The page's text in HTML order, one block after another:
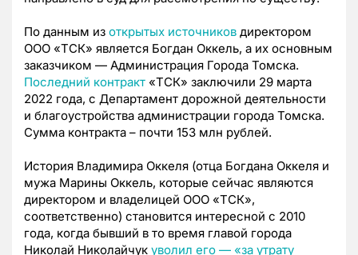
По данным из открытых источников директором
ООО «ТСК» является Богдан Оккель, а их основным
заказчиком — Администрация Города Томска.
Последний контракт «ТСК» заключили 29 марта
2022 года, с Департамент дорожной деятельности
и благоустройства администрации города Томска.
Сумма контракта – почти 153 млн рублей.
История Владимира Оккеля (отца Богдана Оккеля и
мужа Марины Оккель, которые сейчас являются
директором и владелицей ООО «ТСК»,
соответственно) становится интересной с 2010
года, когда бывший в то время главой города
Николай Николайчук уволил его — «за утрату